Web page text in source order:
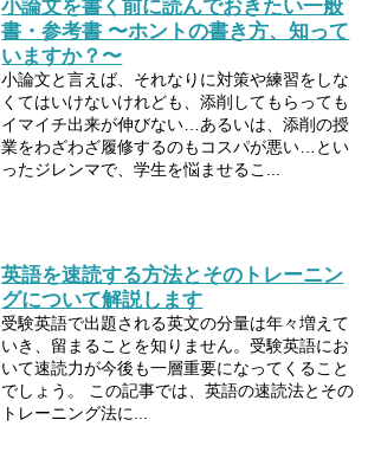
小論文を書く前に読んでおきたい一般
書・参考書 〜ホントの書き方、知って
いますか？〜
小論文と言えば、それなりに対策や練習をしな
くてはいけないけれども、添削してもらっても
イマイチ出来が伸びない…あるいは、添削の授
業をわざわざ履修するのもコスパが悪い…とい
ったジレンマで、学生を悩ませるこ...
英語を速読する方法とそのトレーニン
グについて解説します
受験英語で出題される英文の分量は年々増えて
いき、留まることを知りません。受験英語にお
いて速読力が今後も一層重要になってくること
でしょう。 この記事では、英語の速読法とその
トレーニング法に...